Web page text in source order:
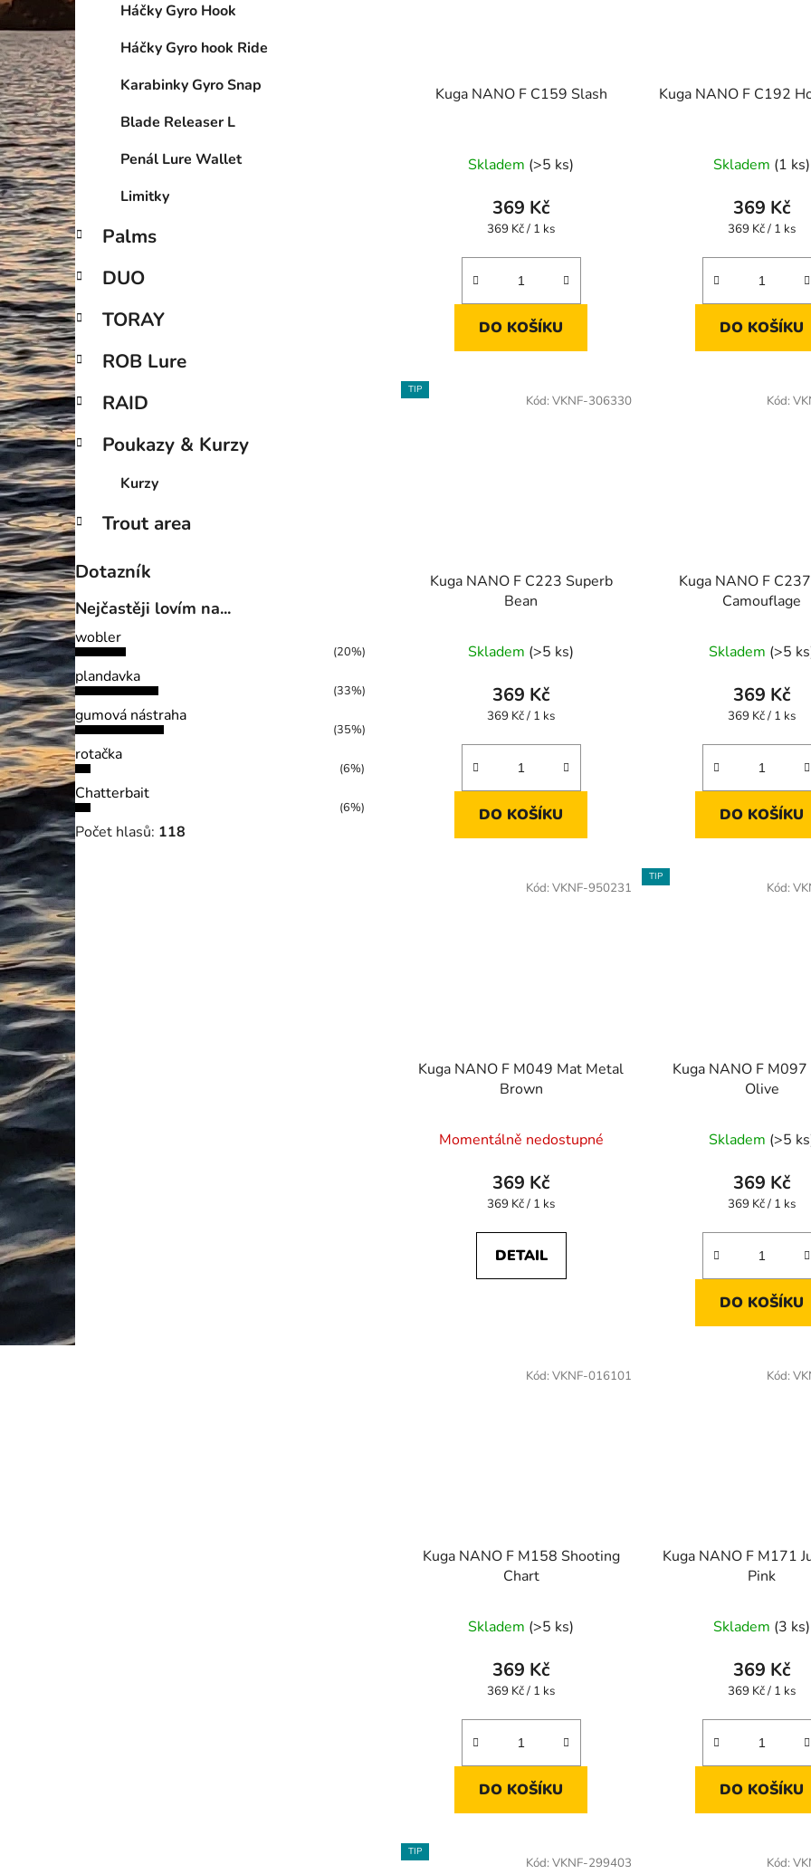
Háčky Gyro Hook
Háčky Gyro hook Ride
Karabinky Gyro Snap
Blade Releaser L
Penál Lure Wallet
Limitky
Palms
DUO
TORAY
ROB Lure
RAID
Poukazy & Kurzy
Kurzy
Trout area
Dotazník
Nejčastěji lovím na...
wobler
(20%)
plandavka
(33%)
gumová nástraha
(35%)
rotačka
(6%)
Chatterbait
(6%)
Počet hlasů: 118
Kuga NANO F C159 Slash
Skladem (>5 ks)
369 Kč
Měrná
369 Kč / 1 ks
DO KOŠÍKU
Kuga NANO F C192
Skladem (1 ks)
369 Kč
Měrná
369 Kč / 1 ks
DO KOŠÍKU
TIP
Kuga NANO F C223 Superb
Bean
Skladem (>5 ks)
369 Kč
Měrná
369 Kč / 1 ks
DO KOŠÍKU
Kód: VKNF-306330
Kuga NANO F
Camouflage
Skladem (>5
369 Kč
Měrná
369 Kč / 1 ks
DO KOŠÍKU
Kód:
Kuga NANO F M049 Mat Metal
Brown
Momentálně nedostupné
369 Kč
Měrná
369 Kč / 1 ks
DETAIL
Kód: VKNF-950231
TIP
Kuga NANO F M097
Olive
Skladem (>5
369 Kč
Měrná
369 Kč / 1 ks
DO KOŠÍKU
Kód:
Kuga NANO F M158 Shooting
Chart
Skladem (>5 ks)
369 Kč
Měrná
369 Kč / 1 ks
DO KOŠÍKU
Kód: VKNF-016101
Kuga NANO F M171
Pink
Skladem (3 ks)
369 Kč
Měrná
369 Kč / 1 ks
DO KOŠÍKU
Kód:
TIP
Kód: VKNF-299403 Kód: